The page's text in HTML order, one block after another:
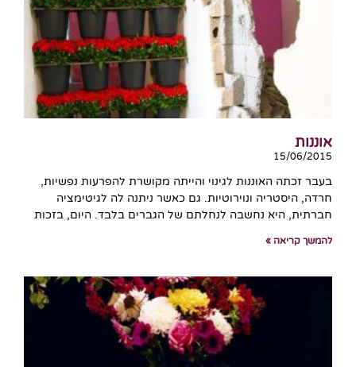
אוננות
15/06/2015
בעבר זכתה האוננות לגינוי והייתה מקושרת להפרעות נפשיות,
חרדה, היסטריה ונוירוטיות. גם כאשר ניתנה לה לגיטימציה
חברתית, היא נחשבה לנחלתם של הגברים בלבד. היום, בזכות
להמשך קריאה »